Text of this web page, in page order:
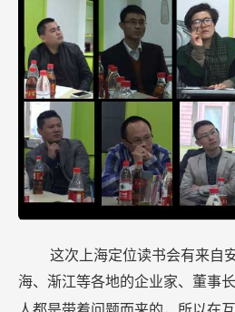
这次上海定位读书会有来自
海、渐江等各地的企业家、董事长